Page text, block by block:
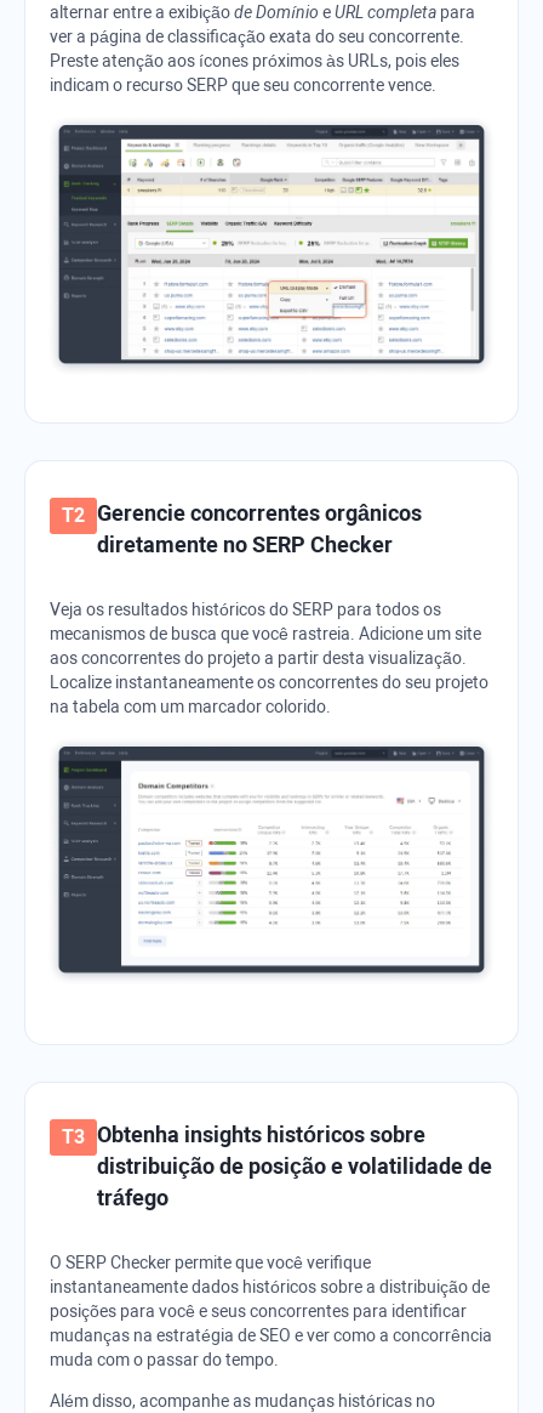
alternar entre a exibiçãode Domínio eURL completa para
ver a página de classificação exata do seu concorrente.
Preste atenção aos ícones próximos às URLs, pois eles
indicam o recurso SERP que seu concorrente vence.
Gerencie concorrentes orgânicos
diretamente no SERP Checker
Veja os resultados históricos do SERP para todos os
mecanismos de busca que você rastreia. Adicione um site
aos concorrentes do projeto a partir desta visualização.
Localize instantaneamente os concorrentes do seu projeto
na tabela com um marcador colorido.
Obtenha insights históricos sobre
distribuição de posição e volatilidade de
tráfego
O SERP Checker permite que você verifique
instantaneamente dados históricos sobre a distribuição de
posições para você e seus concorrentes para identificar
mudanças na estratégia de SEO e ver como a concorrência
muda com o passar do tempo.
Além disso, acompanhe as mudanças históricas no